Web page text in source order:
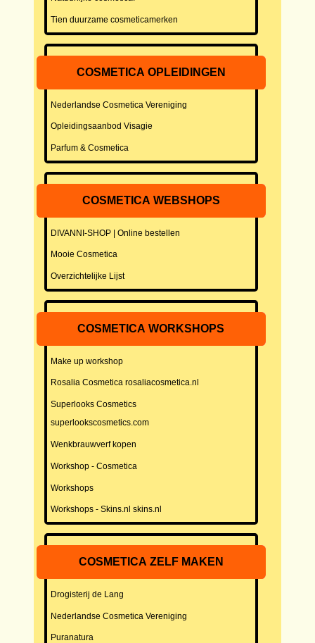
Tien duurzame cosmeticamerken
COSMETICA OPLEIDINGEN
Nederlandse Cosmetica Vereniging
Opleidingsaanbod Visagie
Parfum & Cosmetica
COSMETICA WEBSHOPS
DIVANNI-SHOP | Online bestellen
Mooie Cosmetica
Overzichtelijke Lijst
COSMETICA WORKSHOPS
Make up workshop
Rosalia Cosmetica rosaliacosmetica.nl
Superlooks Cosmetics
superlookscosmetics.com
Wenkbrauwverf kopen
Workshop - Cosmetica
Workshops
Workshops - Skins.nl skins.nl
COSMETICA ZELF MAKEN
Drogisterij de Lang
Nederlandse Cosmetica Vereniging
Puranatura